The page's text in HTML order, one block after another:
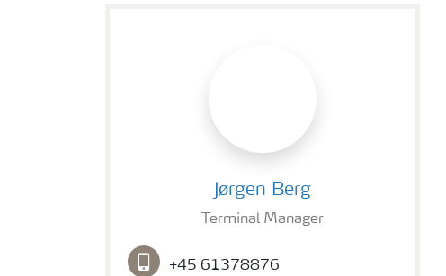
Jørgen Berg
Terminal Manager
+45 61378876